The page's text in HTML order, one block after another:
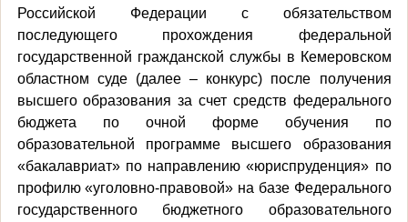
Российской Федерации с обязательством
последующего прохождения федеральной
государственной гражданской службы в Кемеровском
областном суде (далее – конкурс) после получения
высшего образования за счет средств федерального
бюджета по очной форме обучения по
образовательной программе высшего образования
«бакалавриат» по направлению «юриспруденция» по
профилю «уголовно-правовой» на базе Федерального
государственного бюджетного образовательного